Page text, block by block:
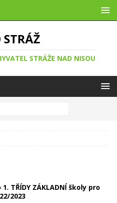
STRÁŽ
STRÁŽE NAD NISOU
TŘÍDY ZÁKLADNÍ školy pro
2023